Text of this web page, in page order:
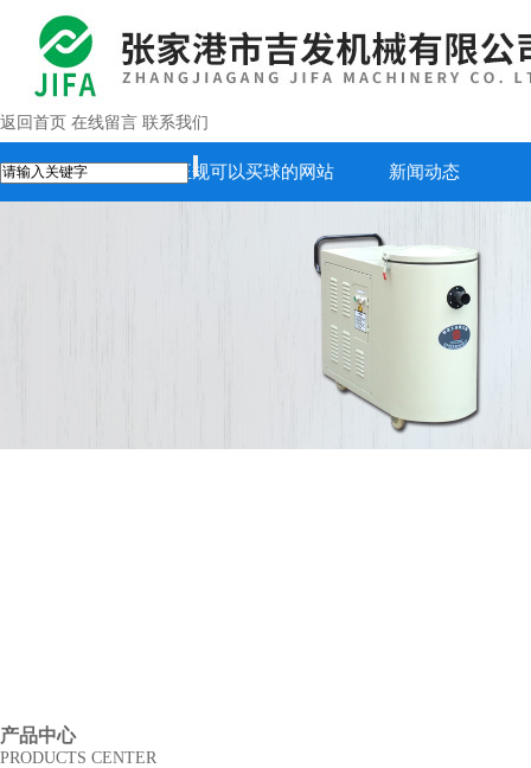
返回首页 在线留言 联系我们
首页 正规可以买球的网站 新闻动态
产品中心
PRODUCTS CENTER